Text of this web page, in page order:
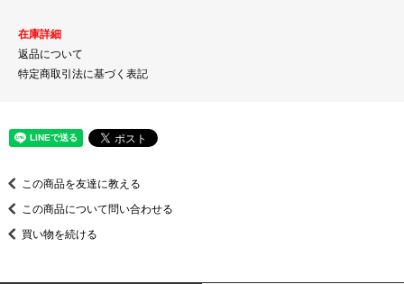
在庫詳細
返品について
特定商取引法に基づく表記
この商品を友達に教える
この商品について問い合わせる
買い物を続ける